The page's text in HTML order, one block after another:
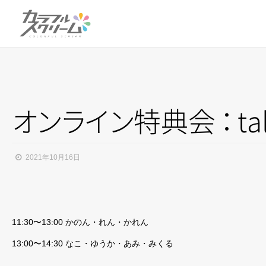
オンライ ン特典会：
2021年10月16日
11:30〜13:00 かのん・れん・かれん
13:00〜14:30 なこ・ゆうか・あみ・みくる